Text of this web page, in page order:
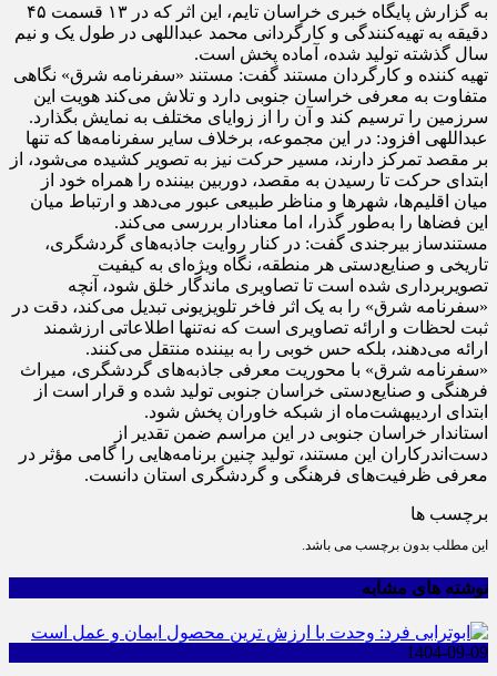
به گزارش پایگاه خبری خراسان تایم، این اثر که در ۱۳ قسمت ۴۵
دقیقه به تهیه‌کنندگی و کارگردانی محمد عبداللهی در طول یک و نیم
سال گذشته تولید شده، آماده پخش است.
تهیه کننده و کارگردان مستند گفت: مستند «سفرنامه شرق» نگاهی
متفاوت به معرفی خراسان جنوبی دارد و تلاش می‌کند هویت این
سرزمین را ترسیم کند و آن را از زوایای مختلف به نمایش بگذارد.
عبداللهی افزود: در این مجموعه، برخلاف سایر سفرنامه‌ها که تنها
بر مقصد تمرکز دارند، مسیر حرکت نیز به تصویر کشیده می‌شود، از
ابتدای حرکت تا رسیدن به مقصد، دوربین بیننده را همراه خود از
میان اقلیم‌ها، شهر‌ها و مناظر طبیعی عبور می‌دهد و ارتباط میان
این فضا‌ها را به‌طور گذرا، اما معنادار بررسی می‌کند.
مستندساز بیرجندی گفت: در کنار روایت جاذبه‌های گردشگری،
تاریخی و صنایع‌دستی هر منطقه، نگاه ویژه‌ای به کیفیت
تصویربرداری شده است تا تصاویری ماندگار خلق شود، آنچه
«سفرنامه شرق» را به یک اثر فاخر تلویزیونی تبدیل می‌کند، دقت در
ثبت لحظات و ارائه تصاویری است که نه‌تنها اطلاعاتی ارزشمند
ارائه می‌دهند، بلکه حس خوبی را به بیننده منتقل می‌کنند.
«سفرنامه شرق» با محوریت معرفی جاذبه‌های گردشگری، میراث
فرهنگی و صنایع‌دستی خراسان جنوبی تولید شده و قرار است از
ابتدای اردیبهشت‌ماه از شبکه خاوران پخش شود.
استاندار خراسان جنوبی در این مراسم ضمن تقدیر از
دست‌اندرکاران این مستند، تولید چنین برنامه‌هایی را گامی مؤثر در
معرفی ظرفیت‌های فرهنگی و گردشگری استان دانست.
برچسب ها
این مطلب بدون برچسب می باشد.
نوشته های مشابه
1404-09-09